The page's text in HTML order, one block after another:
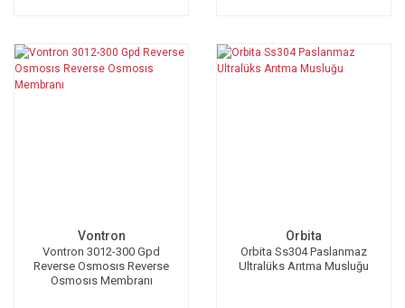
Vontron
Vontron 3012-300 Gpd
Reverse Osmosıs Reverse
Osmosıs Membranı
Orbita
Orbita Ss304 Paslanmaz
Ultralüks Arıtma Musluğu